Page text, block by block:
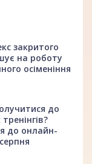
закритого
на роботу
осіменіння
до
до онлайн-